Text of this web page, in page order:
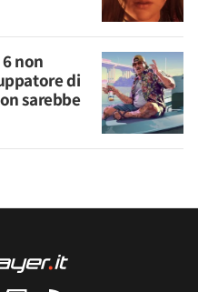
non
di
sarebbe